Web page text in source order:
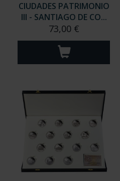
CIUDADES PATRIMONIO
III - SANTIAGO DE CO...
73,00 €